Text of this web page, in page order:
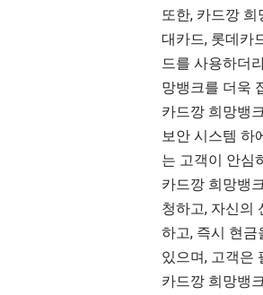
또한, 카드깡
대카드, 롯데카
드를 사용하더
망뱅크를 더욱
카드깡 희망뱅
보안 시스템 하
는 고객이 안심
카드깡 희망뱅
청하고, 자신의
하고, 즉시 현
있으며, 고객은
카드깡 희망뱅